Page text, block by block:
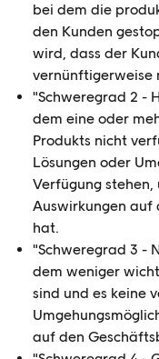
bei dem die
den Kunden
wird, dass der
vernünftigerweise
"Schweregrad 2 -
dem eine oder
Produkts nicht
Lösungen oder
Verfügung
Auswirkungen auf
hat.
"Schweregrad 3 -
dem weniger
sind und es keine
auf den